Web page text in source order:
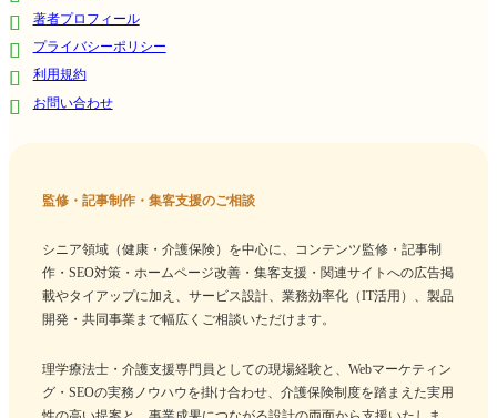
著者プロフィール
プライバシーポリシー
利用規約
お問い合わせ
監修・記事制作・集客支援のご相談
シニア領域（健康・介護保険）を中心に、コンテンツ監修・記事制
作・SEO対策・ホームページ改善・集客支援・関連サイトへの広告掲
載やタイアップに加え、サービス設計、業務効率化（IT活用）、製品
開発・共同事業まで幅広くご相談いただけます。
理学療法士・介護支援専門員としての現場経験と、Webマーケティン
グ・SEOの実務ノウハウを掛け合わせ、介護保険制度を踏まえた実用